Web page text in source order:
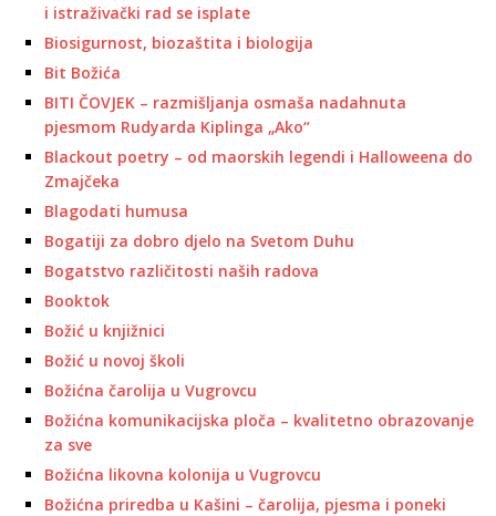
i istraživački rad se isplate
Biosigurnost, biozaštita i biologija
Bit Božića
BITI ČOVJEK – razmišljanja osmaša nadahnuta
pjesmom Rudyarda Kiplinga „Ako“
Blackout poetry – od maorskih legendi i Halloweena do
Zmajčeka
Blagodati humusa
Bogatiji za dobro djelo na Svetom Duhu
Bogatstvo različitosti naših radova
Booktok
Božić u knjižnici
Božić u novoj školi
Božićna čarolija u Vugrovcu
Božićna komunikacijska ploča – kvalitetno obrazovanje
za sve
Božićna likovna kolonija u Vugrovcu
Božićna priredba u Kašini – čarolija, pjesma i poneki